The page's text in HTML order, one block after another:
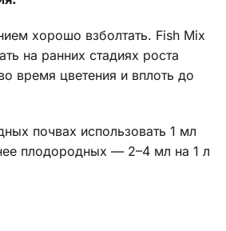
хорошо взболтать. Fish Mix
на ранних стадиях роста
время цветения и вплоть до
почвах использовать 1 мл
плодородных — 2–4 мл на 1 л